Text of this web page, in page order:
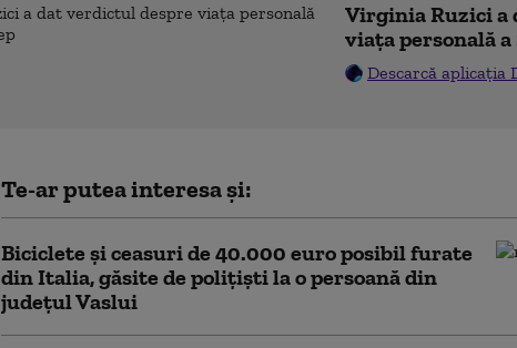
Virginia Ruzici a
viața personală
Descarcă aplicația
Te-ar putea interesa și:
Biciclete şi ceasuri de 40.000 euro posibil furate
din Italia, găsite de polițiști la o persoană din
județul Vaslui